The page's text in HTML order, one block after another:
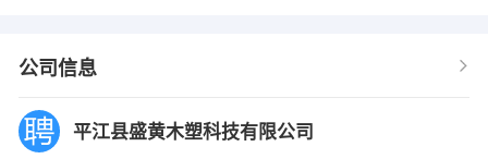
公司信息
平江县盛黄木塑科技有限公司